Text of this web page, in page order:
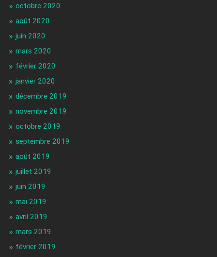
octobre 2020
août 2020
juin 2020
mars 2020
février 2020
janvier 2020
décembre 2019
novembre 2019
octobre 2019
septembre 2019
août 2019
juillet 2019
juin 2019
mai 2019
avril 2019
mars 2019
février 2019